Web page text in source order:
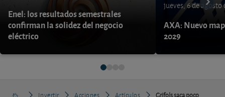
Enel: los resultados semestrales
confirman la solidez del negocio
eléctrico
jueves, 6 de agosto
AXA: Nuevo
2029
Invertir Acciones Artículos
Grifols saca poco